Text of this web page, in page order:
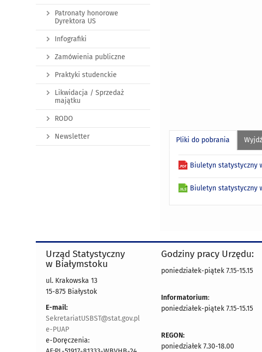
Pliki do pobrania
Biuletyn statystyczny
Biuletyn statystyczny
Patronaty honorowe
Dyrektora US
Infografiki
Zamówienia publiczne
Praktyki studenckie
Likwidacja / Sprzedaż
majątku
RODO
Newsletter
Urząd Statystyczny
w Białymstoku
ul. Krakowska 13
15-875 Białystok
E-mail:
SekretariatUSBST@stat.gov.pl
e-PUAP
e-Doręczenia:
Godziny pracy Urzędu:
poniedziałek-piątek 7.15-15.15
Informatorium:
poniedziałek-piątek 7.15-15.15
REGON:
poniedziałek 7.30-18.00